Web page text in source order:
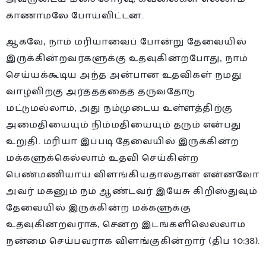
காணாமலே போய்விட்டன.
ஆகவே, நாம் மரியாவைப் போன்று தேவையில்
இருக்கின்றவர்களுக்கு உதவுகின்றபோது, நாம்
செய்யக்கூடிய அந்த அன்பான உதவிகள் நமது
வாழ்விற்கு அர்த்தத்தைத் தருவதோடு
மட்டுமல்லாம், அது நம்முடைய உள்ளத்திற்கு
அமைதியையும் நிம்மதியையும் தரும் என்பது
உறுதி. மரியா இப்படி தேவையில் இருக்கின்ற
மக்களுக்கெல்லாம் உதவி செய்கின்ற
பெண்மணியாய் விளங்கியதால்தான் என்னவோ
அவர் மகனும் நம் ஆண்டவர் இயேசு கிறிஸ்துவும்
தேவையில் இருக்கின்ற மக்களுக்கு
உதவுகின்றவராக, சென்ற இடங்களிலெல்லாம்
நன்மை செய்பவராக விளங்குகின்றார் (திப 10:38).